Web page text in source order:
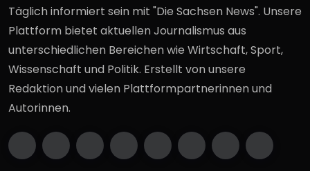
Täglich informiert sein mit "Die Sachsen News". Unsere
Plattform bietet aktuellen Journalismus aus
unterschiedlichen Bereichen wie Wirtschaft, Sport,
Wissenschaft und Politik. Erstellt von unsere
Redaktion und vielen Plattformpartnerinnen und
Autorinnen.